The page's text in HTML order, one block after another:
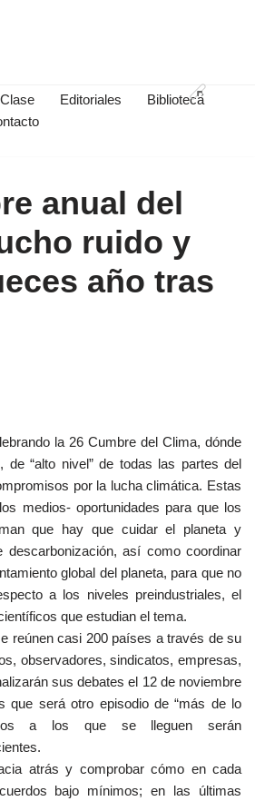
Editoriales
Biblioteca
anual del
ruido y
año tras
la 26 Cumbre del Clima, dónde
de “alto nivel” de todas las partes del
por la lucha climática. Estas
medios- oportunidades para que los
que hay que cuidar el planeta y
descarbonización, así como coordinar
global del planeta, para que no
a los niveles preindustriales, el
que estudian el tema.
reúnen casi 200 países a través de su
observadores, sindicatos, empresas,
sus debates el 12 de noviembre
que será otro episodio de “más de lo
a los que se lleguen serán
atrás y comprobar cómo en cada
bajo mínimos; en las últimas